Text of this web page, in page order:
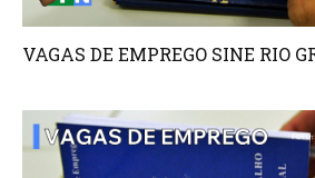
VAGAS DE EMPREGO SINE RIO